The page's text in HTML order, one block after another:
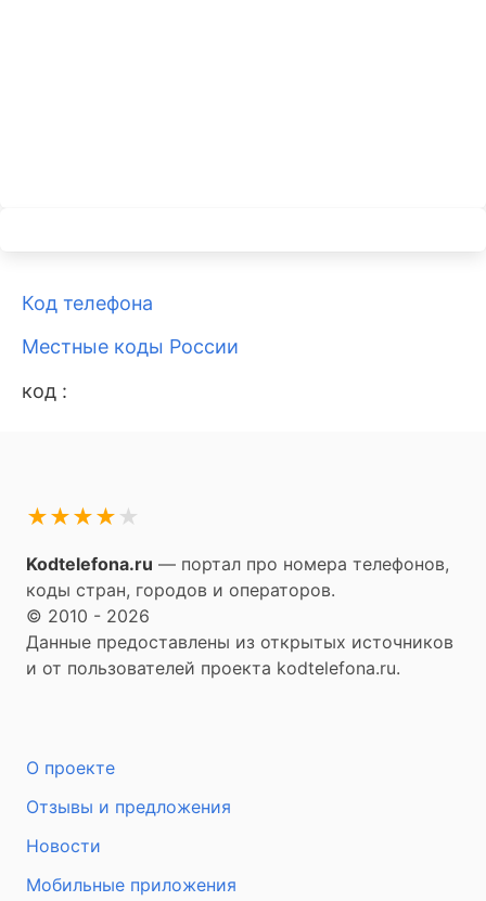
Код телефона
Местные коды России
код :
★
★
★
★
★
Kodtelefona.ru — портал про номера телефонов,
коды стран, городов и операторов.
© 2010 - 2026
Данные предоставлены из открытых источников
и от пользователей проекта kodtelefona.ru.
О проекте
Отзывы и предложения
Новости
Мобильные приложения